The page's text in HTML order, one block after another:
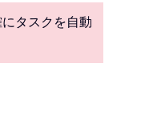
タスクを自動